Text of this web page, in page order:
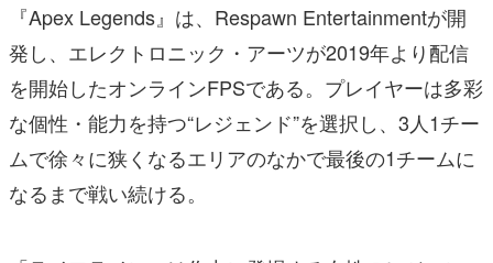
『Apex Legends』は、Respawn Entertainmentが開
発し、エレクトロニック・アーツが2019年より配信
を開始したオンラインFPSである。プレイヤーは多彩
な個性・能力を持つ“レジェンド”を選択し、3人1チー
ムで徐々に狭くなるエリアのなかで最後の1チームに
なるまで戦い続ける。